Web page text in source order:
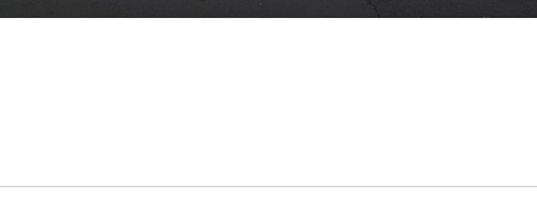
Aldina Sinanovića!